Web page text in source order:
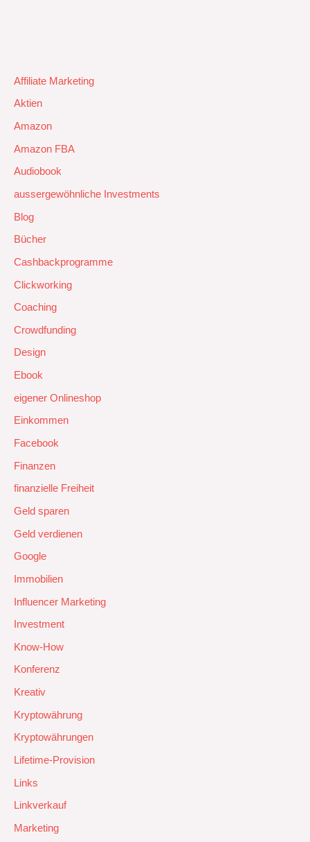
Affiliate Marketing
Aktien
Amazon
Amazon FBA
Audiobook
aussergewöhnliche Investments
Blog
Bücher
Cashbackprogramme
Clickworking
Coaching
Crowdfunding
Design
Ebook
eigener Onlineshop
Einkommen
Facebook
Finanzen
finanzielle Freiheit
Geld sparen
Geld verdienen
Google
Immobilien
Influencer Marketing
Investment
Know-How
Konferenz
Kreativ
Kryptowährung
Kryptowährungen
Lifetime-Provision
Links
Linkverkauf
Marketing